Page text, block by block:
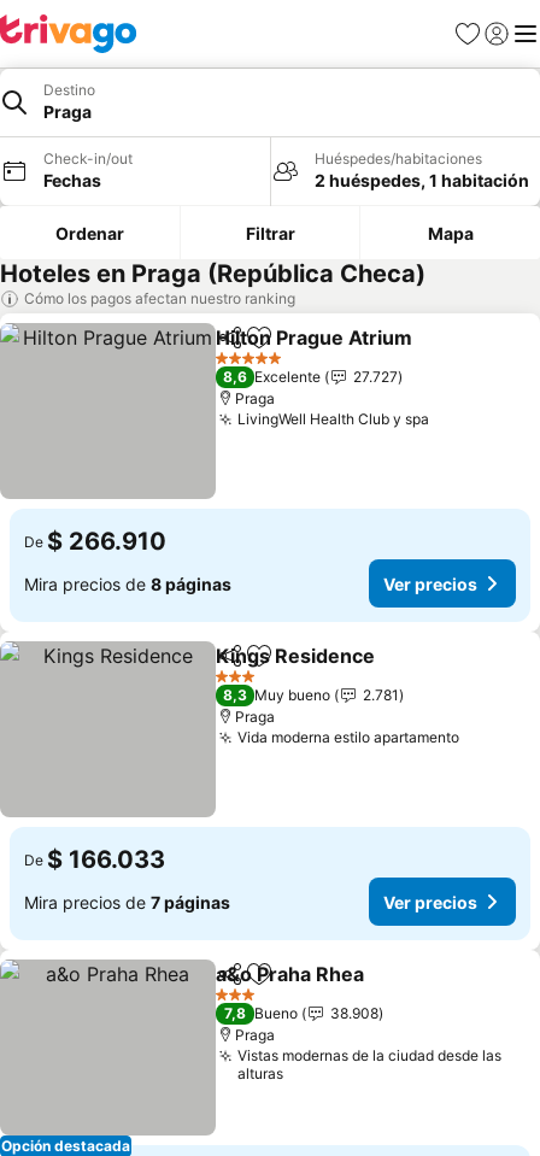
Favoritos
Iniciar
Destino
Praga
Check-in/out
Fechas
Huéspedes/habitaciones
2 huéspedes, 1 habitación
Ordenar Filtrar Mapa
Hoteles en Praga (República Checa)
Cómo los pagos afectan nuestro ranking
CompartirAgregar a favoritos
Hilton Prague Atrium
5 Estrellas
8,6 Excelente
27.727
Praga
LivingWell Health Club y spa
De $ 266.910
Mira precios de 8 páginas Ver precios
CompartirAgregar a favoritos
Kings Residence
3 Estrellas
8,3 Muy bueno
2.781
Praga
Vida moderna estilo apartamento
De $ 166.033
Mira precios de 7 páginas Ver precios
Opción destacada
CompartirAgregar a favoritos
a&o Praha Rhea
3 Estrellas
7,8 Bueno
38.908
Praga
Vistas modernas de la ciudad desde las
alturas